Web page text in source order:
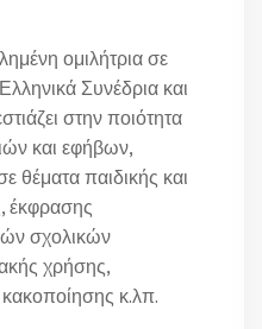
ομιλήτρια σε
Συνέδρια και
στην ποιότητα
και εφήβων,
θέματα παιδικής και
έκφρασης
σχολικών
χρήσης,
κ.λπ.